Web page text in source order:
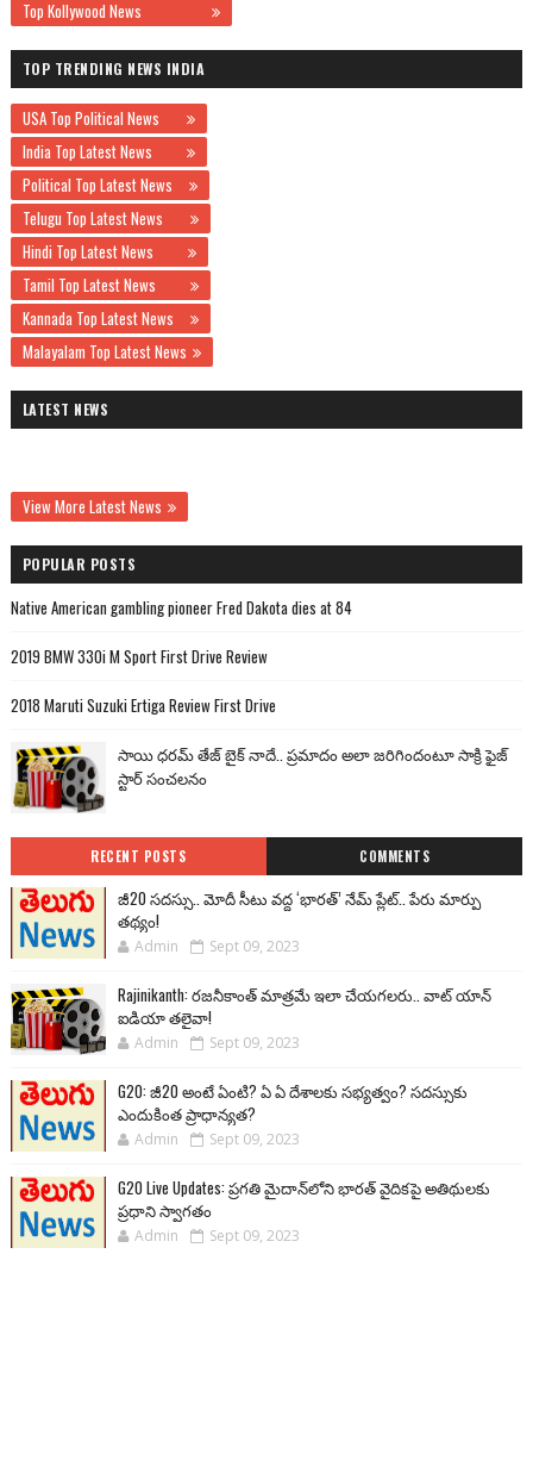
Top Kollywood News
TOP TRENDING NEWS INDIA
USA Top Political News
India Top Latest News
Political Top Latest News
Telugu Top Latest News
Hindi Top Latest News
Tamil Top Latest News
Kannada Top Latest News
Malayalam Top Latest News
LATEST NEWS
View More Latest News
POPULAR POSTS
Native American gambling pioneer Fred Dakota dies at 84
2019 BMW 330i M Sport First Drive Review
2018 Maruti Suzuki Ertiga Review First Drive
సాయి ధరమ్ తేజ్ బైక్ నాదే.. ప్రమాదం అలా జరిగిందంటూ సాక్రి ఫైజ్
స్టార్ సంచలనం
RECENT POSTS COMMENTS
జీ20 సదస్సు.. మోదీ సీటు వద్ద ‘భారత్’ నేమ్ ప్లేట్‌.. పేరు మార్పు
తథ్యం!
Admin Sept 09, 2023
Rajinikanth: రజనీకాంత్ మాత్రమే ఇలా చేయగలరు.. వాట్ యాన్
ఐడియా తలైవా!
Admin Sept 09, 2023
G20: జీ20 అంటే ఏంటి? ఏ ఏ దేశాలకు సభ్యత్వం? సదస్సుకు
ఎందుకింత ప్రాధాన్యత?
Admin Sept 09, 2023
G20 Live Updates: ప్రగతి మైదాన్‌లోని భారత్ వైదికపై అతిథులకు
ప్రధాని స్వాగతం
Admin Sept 09, 2023